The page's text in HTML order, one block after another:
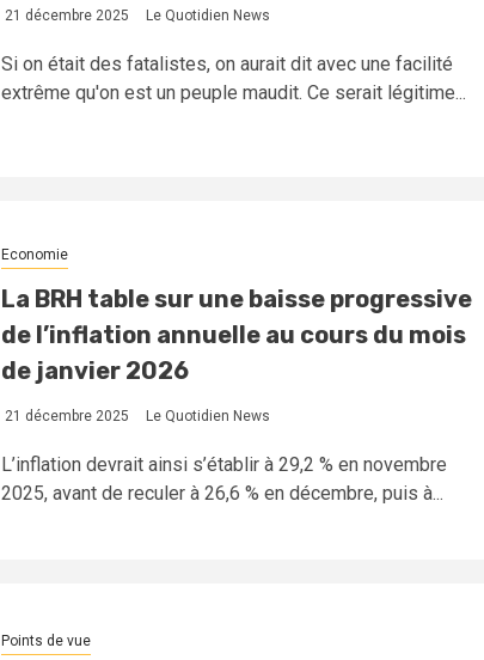
21 décembre 2025 Le Quotidien News
Si on était des fatalistes, on aurait dit avec une facilité
extrême qu'on est un peuple maudit. Ce serait légitime...
Economie
La BRH table sur une baisse progressive
de l’inflation annuelle au cours du mois
de janvier 2026
21 décembre 2025 Le Quotidien News
L’inflation devrait ainsi s’établir à 29,2 % en novembre
2025, avant de reculer à 26,6 % en décembre, puis à...
Points de vue